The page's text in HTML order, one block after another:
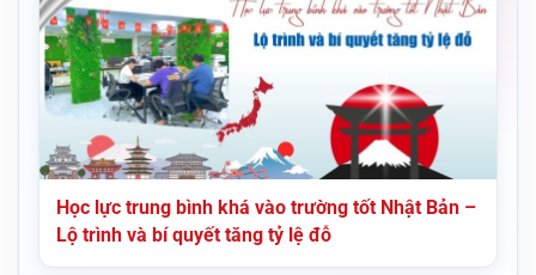
Học lực trung bình khá vào trường tốt Nhật Bản –
Lộ trình và bí quyết tăng tỷ lệ đỗ